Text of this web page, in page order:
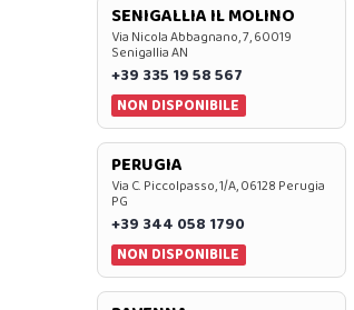
SENIGALLIA IL MOLINO
Via Nicola Abbagnano, 7, 60019
Senigallia AN
+39 335 19 58 567
NON DISPONIBILE
PERUGIA
Via C. Piccolpasso, 1/A, 06128 Perugia
PG
+39 344 058 1790
NON DISPONIBILE